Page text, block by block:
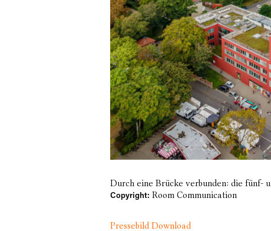
Durch eine Brücke verbunden: die fünf-
Copyright: Room Communication
Pressebild Download